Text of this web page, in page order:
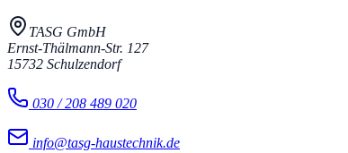
TASG GmbH
Ernst-Thälmann-Str. 127
15732 Schulzendorf
030 / 208 489 020
info@tasg-haustechnik.de